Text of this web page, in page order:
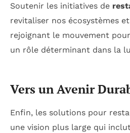
Soutenir les initiatives de
revitaliser nos écosystèmes
rejoignant le mouvement
un rôle déterminant dans la
Vers un Avenir
Enfin, les solutions pour
une vision plus large qui